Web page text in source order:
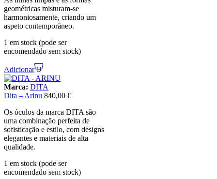
geométricas misturam-se
harmoniosamente, criando um
aspeto contemporâneo.
1 em stock (pode ser
encomendado sem stock)
Adicionar
Marca: DITA
Dita – Arinu 840,00 €
Os óculos da marca DITA são
uma combinação perfeita de
sofisticação e estilo, com designs
elegantes e materiais de alta
qualidade.
1 em stock (pode ser
encomendado sem stock)